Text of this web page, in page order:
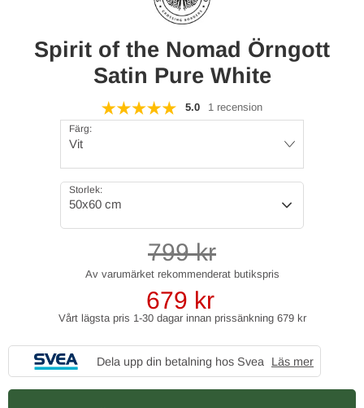
Spirit of the Nomad Örngott
Satin Pure White
5.0 1 recension
Färg:
Vit
Storlek:
50x60 cm
799kr
679 kr
Vårt lägsta pris 1-30 dagar innan prissänkning 679 kr
Dela upp din betalning hos Svea Läs mer